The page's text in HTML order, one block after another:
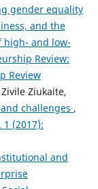
gender equality
and the
high- and low-
Review:
Review
Ziukaite,
challenges ,
(2017):
and